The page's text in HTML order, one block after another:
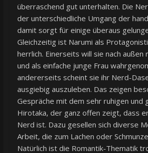
überraschend gut unterhalten. Die
der unterschiedliche Umgang der
damit sorgt für einige überaus
Gleichzeitig ist Narumi als
herrlich. Einerseits will sie nach außen
und als einfache junge Frau
andererseits scheint sie ihr Nerd-
ausgiebig auszuleben. Das zeigen
Gespräche mit dem sehr ruhigen und
Hirotaka, der ganz offen zeigt, dass
Nerd ist. Dazu gesellen sich diverse
Arbeit, die zum Lachen oder
Natürlich ist die Romantik-Thematik